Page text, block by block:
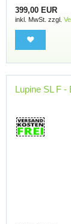
399,00 EUR
inkl. MwSt. zzgl.
Lupine SL F -